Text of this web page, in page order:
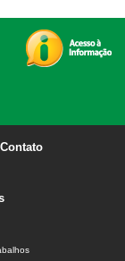
Contato